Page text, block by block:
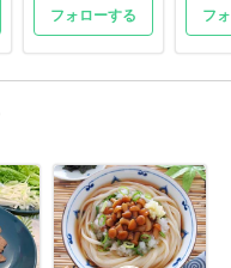
フォローする フ